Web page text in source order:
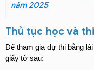
năm 2025
Thủ tục học và
Để tham gia dự thi bằng
giấy tờ sau: